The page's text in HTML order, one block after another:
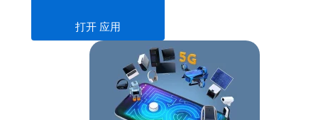
打开 应用